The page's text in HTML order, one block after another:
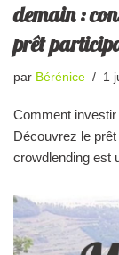
demain :
prêt
par Bérénice 1
Comment
Découvrez le
crowdlending est